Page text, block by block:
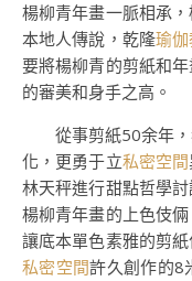
楊柳青年畫一脈相承
本地人傳說，乾隆瑜
要將楊柳青的剪紙和
的審美和身手之高。
從事剪紙50余年
化，更勇于立私密空間
林天秤進行甜點哲學
楊柳青年畫的上色伎
讓底本單色素雅的剪
私密空間許久創作的8